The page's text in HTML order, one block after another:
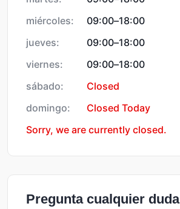
miércoles:
09:00–18:00
jueves:
09:00–18:00
viernes:
09:00–18:00
sábado:
Closed
domingo:
Closed Today
Sorry, we are currently closed.
Pregunta cualquier duda